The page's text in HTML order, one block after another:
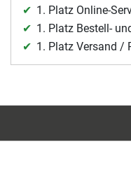
1. Platz Online-
1. Platz Bestell-
1. Platz Versand /